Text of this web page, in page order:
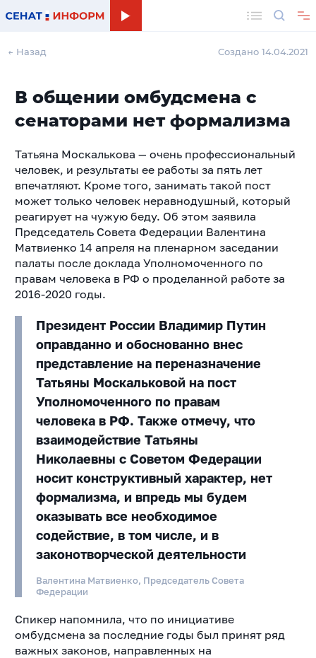
← Назад Создано 14.04.2021
В общении омбудсмена с
сенаторами нет формализма
Татьяна Москалькова — очень профессиональный
человек, и результаты ее работы за пять лет
впечатляют. Кроме того, занимать такой пост
может только человек неравнодушный, который
реагирует на чужую беду. Об этом заявила
Председатель Совета Федерации Валентина
Матвиенко 14 апреля на пленарном заседании
палаты после доклада Уполномоченного по
правам человека в РФ о проделанной работе за
2016-2020 годы.
Президент России Владимир Путин
оправданно и обоснованно внес
представление на переназначение
Татьяны Москальковой на пост
Уполномоченного по правам
человека в РФ. Также отмечу, что
взаимодействие Татьяны
Николаевны с Советом Федерации
носит конструктивный характер, нет
формализма, и впредь мы будем
оказывать все необходимое
содействие, в том числе, и в
законотворческой деятельности
Валентина Матвиенко, Председатель Совета
Федерации
Спикер напомнила, что по инициативе
омбудсмена за последние годы был принят ряд
важных законов, направленных на